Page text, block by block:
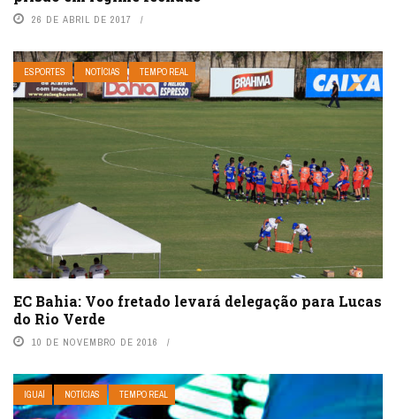
26 DE ABRIL DE 2017
ESPORTES NOTÍCIAS TEMPO REAL
EC Bahia: Voo fretado levará delegação para Lucas
do Rio Verde
10 DE NOVEMBRO DE 2016
IGUAÍ NOTÍCIAS TEMPO REAL